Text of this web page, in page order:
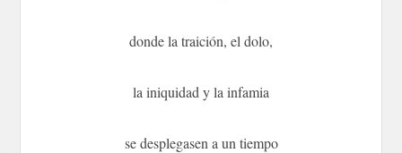
donde la traición, el dolo,
la iniquidad y la infamia
se desplegasen a un tiempo